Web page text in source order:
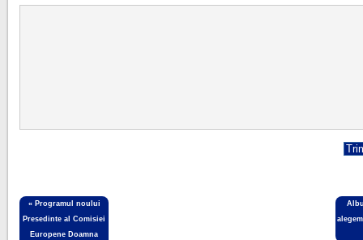
« Programul noului
Presedinte al Comisiei
Europene Doamna